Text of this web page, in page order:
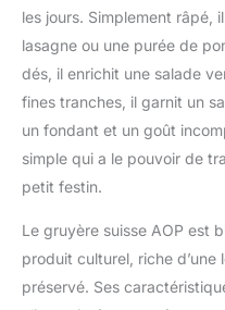
les jours. Simplement râpé,
lasagne ou une purée de
dés, il enrichit une salade
fines tranches, il garnit un
un fondant et un goût
simple qui a le pouvoir de
petit festin.
Le gruyère suisse AOP est
produit culturel, riche d’une
préservé. Ses